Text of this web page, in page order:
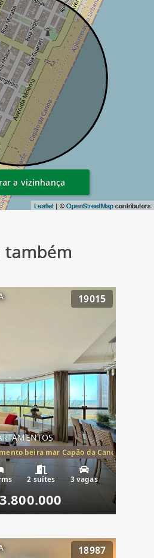
Leaflet | ©OpenStreetMapcontributors
a vizinhança
também
19015
beira mar Capão da Canoa,
2 suítes 3 vagas
18987